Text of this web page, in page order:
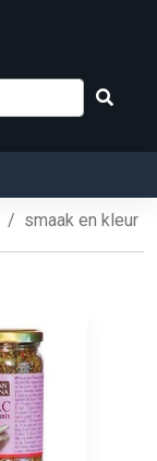
smaak en kleur